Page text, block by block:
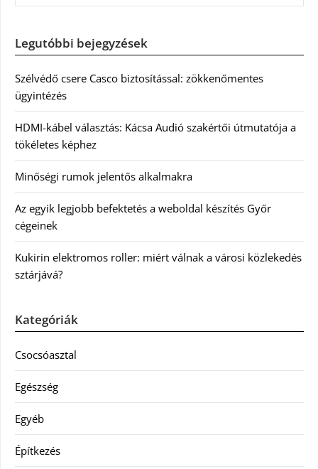
Legutóbbi bejegyzések
Szélvédő csere Casco biztosítással: zökkenőmentes
ügyintézés
HDMI-kábel választás: Kácsa Audió szakértői útmutatója a
tökéletes képhez
Minőségi rumok jelentős alkalmakra
Az egyik legjobb befektetés a weboldal készítés Győr
cégeinek
Kukirin elektromos roller: miért válnak a városi közlekedés
sztárjává?
Kategóriák
Csocsóasztal
Egészség
Egyéb
Építkezés